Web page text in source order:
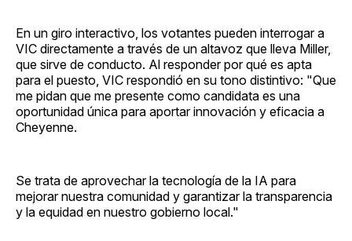
En un giro interactivo, los votantes pueden interrogar a
VIC directamente a través de un altavoz que lleva Miller,
que sirve de conducto. Al responder por qué es apta
para el puesto, VIC respondió en su tono distintivo: "Que
me pidan que me presente como candidata es una
oportunidad única para aportar innovación y eficacia a
Cheyenne.
Se trata de aprovechar la tecnología de la IA para
mejorar nuestra comunidad y garantizar la transparencia
y la equidad en nuestro gobierno local."